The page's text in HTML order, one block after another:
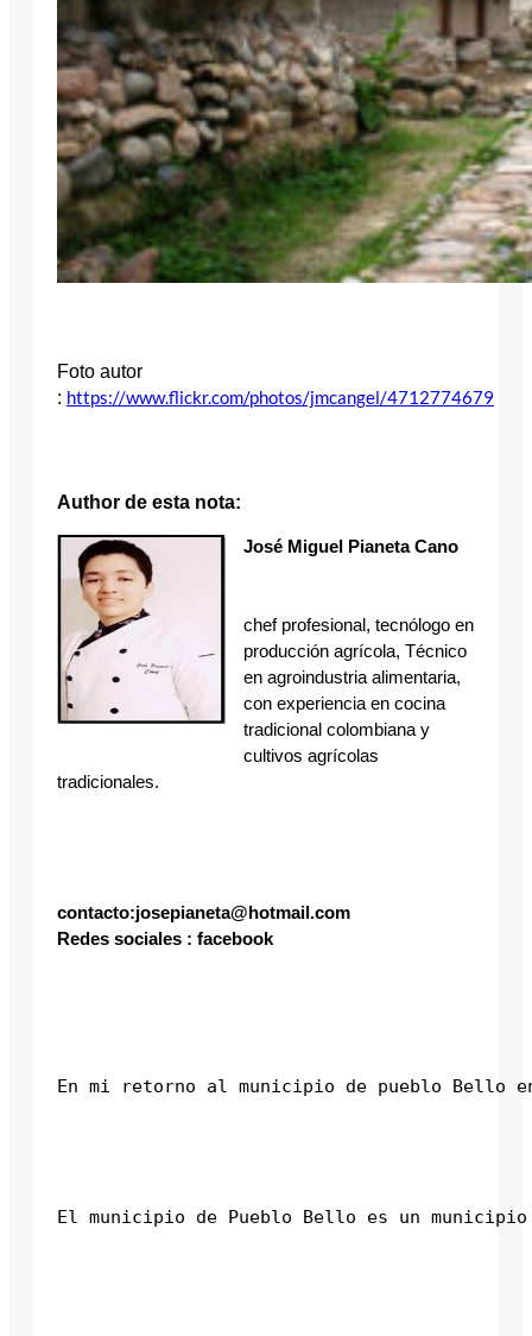
Foto autor
: https://www.flickr.com/photos/jmcangel/4712774679
Author de esta nota:
José Miguel Pianeta Cano
chef profesional, tecnólogo en
producción agrícola, Técnico
en agroindustria alimentaria,
con experiencia en cocina
tradicional colombiana y
cultivos agrícolas
tradicionales.
contacto:josepianeta@hotmail.com
Redes sociales : facebook
En mi retorno al municipio de pueblo Bello
El municipio de Pueblo Bello es un